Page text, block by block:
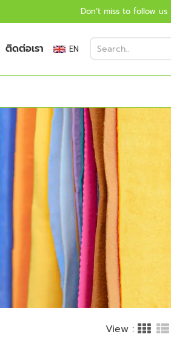
Don’t miss to follow us
ติดต่อเรา EN
View :